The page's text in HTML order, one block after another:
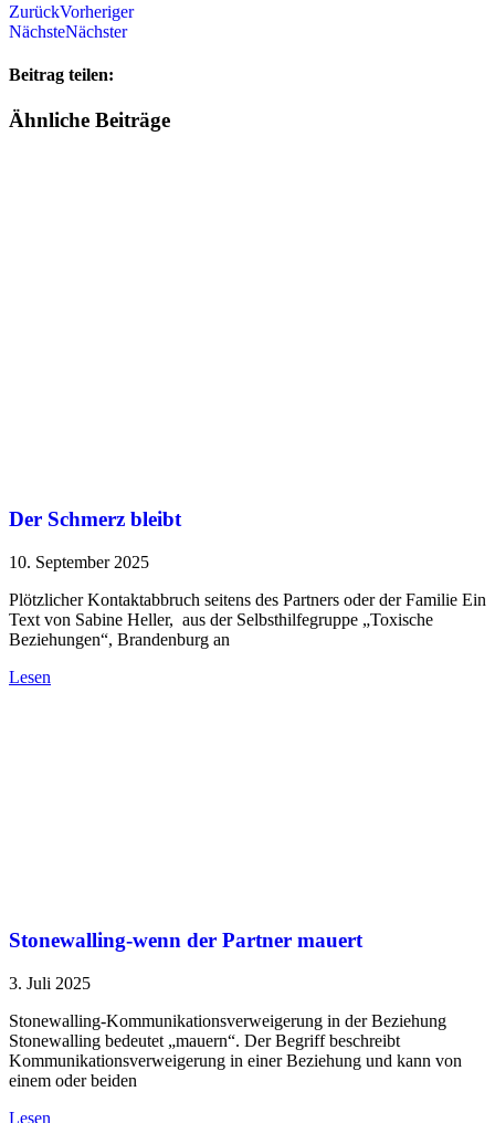
ZurückVorheriger
NächsteNächster
Beitrag teilen:
Ähnliche Beiträge
Der Schmerz bleibt
10. September 2025
Plötzlicher Kontaktabbruch seitens des Partners oder der Familie Ein
Text von Sabine Heller, aus der Selbsthilfegruppe „Toxische
Beziehungen“, Brandenburg an
Lesen
Stonewalling-wenn der Partner mauert
3. Juli 2025
Stonewalling-Kommunikationsverweigerung in der Beziehung
Stonewalling bedeutet „mauern“. Der Begriff beschreibt
Kommunikationsverweigerung in einer Beziehung und kann von
einem oder beiden
Lesen